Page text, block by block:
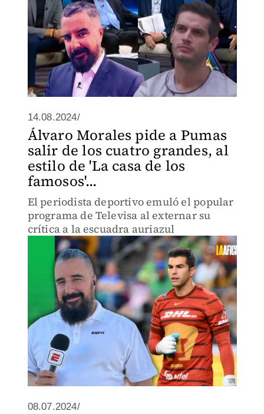
14.08.2024/
Álvaro Morales pide a Pumas
salir de los cuatro grandes, al
estilo de 'La casa de los
famosos'...
El periodista deportivo emuló el popular
programa de Televisa al externar su
crítica a la escuadra auriazul
08.07.2024/